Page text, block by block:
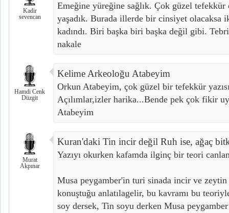
Kadir
sevencan
Emeğine yüreğine sağlık. Çok güzel
yaşadık. Burada illerde bir cinsiyet olacaksa
kadındı. Biri başka biri başka değil gibi.
nakale
Hamdi Cenk
Düzgit
Kelime Arkeoloğu Atabeyim
Orkun Atabeyim, çok güzel bir tefekkür
Açılımlar,izler harika...Bende pek çok fikir
Atabeyim
Murat
Akpınar
Kuran'daki Tin incir değil Ruh ise, ağaç
Yazıyı okurken kafamda ilginç bir teori
Musa peygamber'in turi sinada incir ve zeytin
konuştuğu anlatılagelir, bu kavramı bu
soy dersek, Tin soyu derken Musa